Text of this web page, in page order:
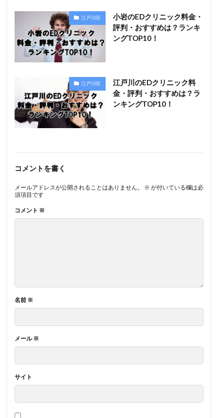
江戸川区
小岩のEDクリニック料金・
評判・おすすめは？ランキ
ングTOP10！
江戸川区
江戸川のEDクリニック料
金・評判・おすすめは？ラ
ンキングTOP10！
コメントを書く
メールアドレスが公開されることはありません。 ※ が付いている欄は必
須項目です
コメント ※
名前 ※
メール※
サイト